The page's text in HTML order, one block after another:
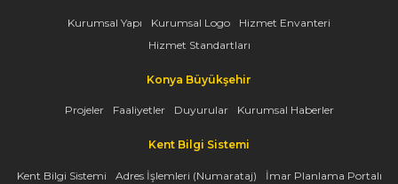
Kurumsal Yapı Kurumsal Logo
Hizmet Envanteri
Hizmet Standartları
Konya Büyükşehir
Projeler Faaliyetler Duyurular Kurumsal Haberler
Kent Bilgi Sistemi
Kent Bilgi Sistemi Adres İşlemleri (Numarataj)
İmar Planlama Portalı